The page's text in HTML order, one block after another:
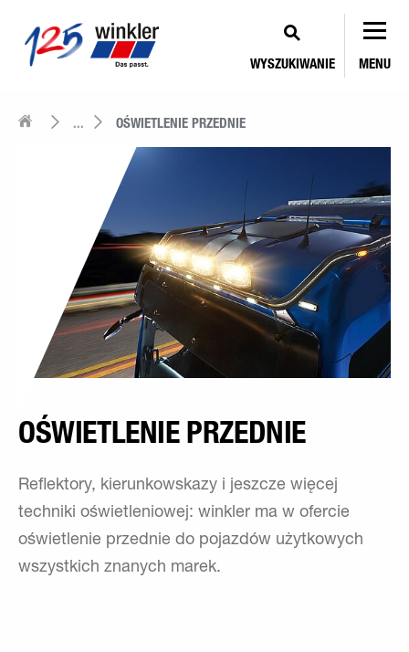
WYSZUKIWANIE MENU
... OŚWIETLENIE PRZEDNIE
OŚWIETLENIE PRZEDNIE
Reflektory, kierunkowskazy i jeszcze więcej
techniki oświetleniowej: winkler ma w ofercie
oświetlenie przednie do pojazdów użytkowych
wszystkich znanych marek.